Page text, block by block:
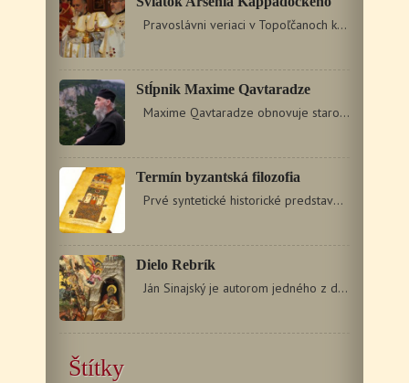
Pravoslávni veriaci v Topoľčanoch každú nedeľu…
Stĺpnik Maxime Qavtaradze
Maxime Qavtaradze obnovuje starobylú tradíciu a nachádza…
Termín byzantská filozofia
Prvé syntetické historické predstavenie byzantskej…
Dielo Rebrík
Ján Sinajský je autorom jedného z diamantov asketickej…
Štítky